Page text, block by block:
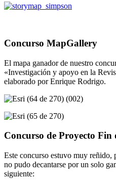
Concurso MapGallery
El mapa ganador de nuestro
«Investigación y apoyo en la
elaborado por Enrique Rodrigo.
Concurso de Proyecto Fin
Este concurso estuvo muy
no pudo decantarse por un solo
siguiente: